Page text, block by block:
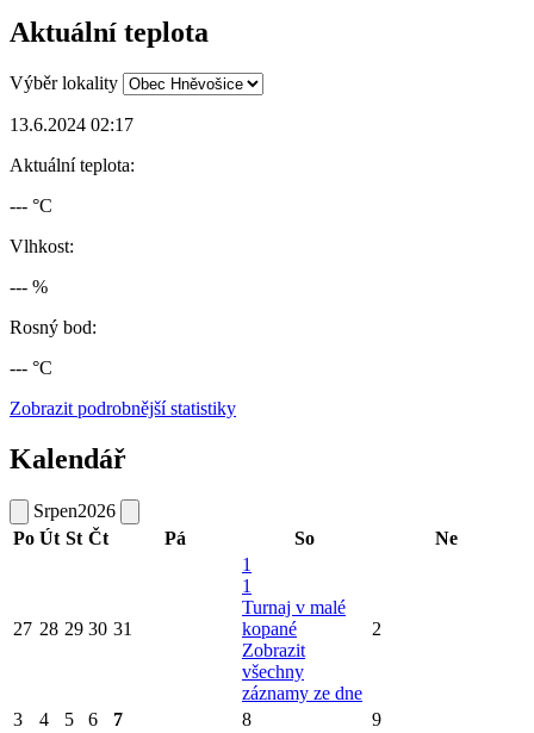
Aktuální teplota
Výběr lokality
13.6.2024 02:17
Aktuální teplota:
--- °C
Vlhkost:
--- %
Rosný bod:
--- °C
Zobrazit podrobnější statistiky
Kalendář
Srpen2026
Po Út St Čt Pá So Ne
27 28 29 30 31
1
1
Turnaj v malé
kopané
Zobrazit
všechny
záznamy ze dne
2
3 4 5 6 7 8
9